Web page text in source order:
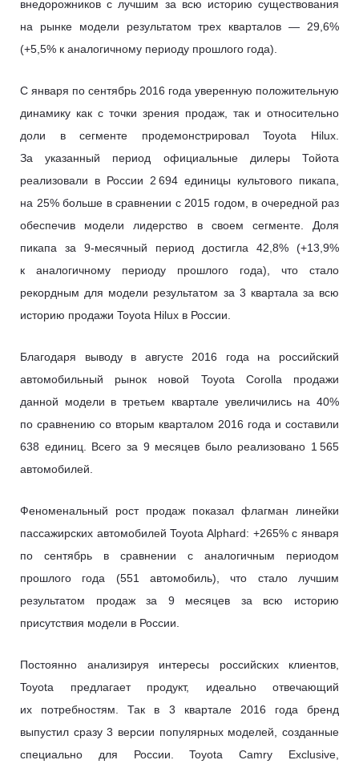
внедорожников с лучшим за всю историю существования
на рынке модели результатом трех кварталов — 29,6%
(+5,5% к аналогичному периоду прошлого года).
C января по сентябрь 2016 года уверенную положительную
динамику как с точки зрения продаж, так и относительно
доли в сегменте продемонстрировал Toyota Hilux.
За указанный период официальные дилеры Тойота
реализовали в России 2 694 единицы культового пикапа,
на 25% больше в сравнении с 2015 годом, в очередной раз
обеспечив модели лидерство в своем сегменте. Доля
пикапа за 9-месячный период достигла 42,8% (+13,9%
к аналогичному периоду прошлого года), что стало
рекордным для модели результатом за 3 квартала за всю
историю продажи Toyota Hilux в России.
Благодаря выводу в августе 2016 года на российский
автомобильный рынок новой Toyota Corolla продажи
данной модели в третьем квартале увеличились на 40%
по сравнению со вторым кварталом 2016 года и составили
638 единиц. Всего за 9 месяцев было реализовано 1 565
автомобилей.
Феноменальный рост продаж показал флагман линейки
пассажирских автомобилей Toyota Alphard: +265% с января
по сентябрь в сравнении с аналогичным периодом
прошлого года (551 автомобиль), что стало лучшим
результатом продаж за 9 месяцев за всю историю
присутствия модели в России.
Постоянно анализируя интересы российских клиентов,
Toyota предлагает продукт, идеально отвечающий
их потребностям. Так в 3 квартале 2016 года бренд
выпустил сразу 3 версии популярных моделей, созданные
специально для России. Toyota Camry Exclusive,